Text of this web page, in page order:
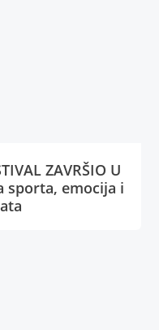
ZAVRŠIO U
sporta, emocija i